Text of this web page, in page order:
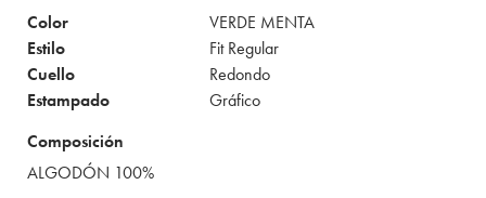
Color
VERDE MENTA
Estilo
Fit Regular
Cuello
Redondo
Estampado
Gráfico
Composición
ALGODÓN 100%